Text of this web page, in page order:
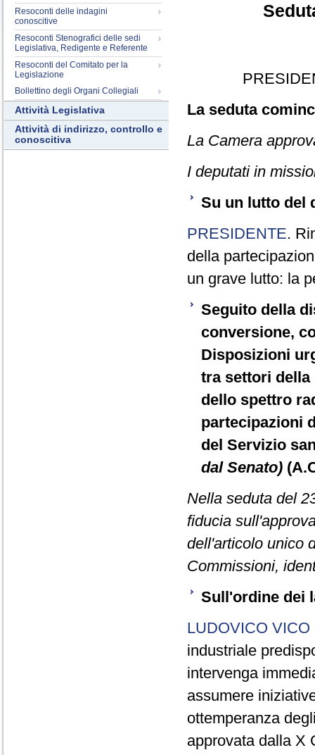
Resoconti delle indagini
conoscitive
Resoconti Stenografici delle sedi
Legislativa, Redigente e Referente
Resoconti del Comitato per la
Legislazione
Bollettino degli Organi Collegiali
Attività Legislativa
Attività di indirizzo, controllo e
conoscitiva
La seduta
La Camera
I deputati in
Su un lutto del
PRESIDENTE.
della
un grave lutto: la
Seguito della
conversione,
Disposizioni
tra settori della
dello spettro
partecipazioni
del Servizio
dal Senato)
Nella seduta del
fiducia
dell'articolo unico
Commissioni,
Sull'ordine dei
LUDOVICO VICO
industriale
intervenga
assumere
ottemperanza
approvata dalla X